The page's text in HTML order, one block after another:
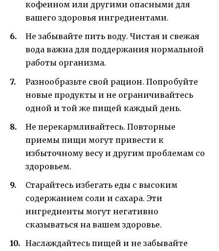
кофеином или другими опасными для
вашего здоровья ингредиентами.
Не забывайте пить воду. Чистая и свежая
вода важна для поддержания нормальной
работы организма.
Разнообразьте свой рацион. Попробуйте
новые продукты и не ограничивайтесь
одной и той же пищей каждый день.
Не перекармливайтесь. Повторные
приемы пищи могут привести к
избыточному весу и другим проблемам со
здоровьем.
Старайтесь избегать еды с высоким
содержанием соли и сахара. Эти
ингредиенты могут негативно
сказываться на вашем здоровье.
Наслаждайтесь пищей и не забывайте